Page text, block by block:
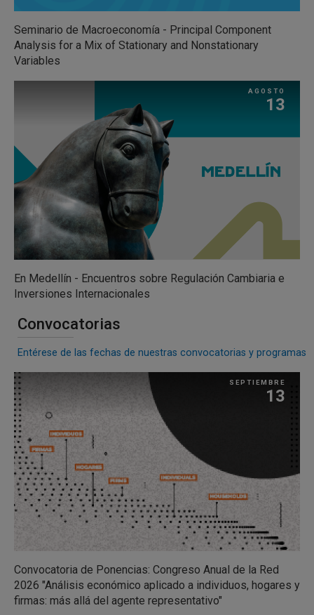
Seminario de Macroeconomía - Principal Component
Analysis for a Mix of Stationary and Nonstationary
Variables
AGOSTO
13
En Medellín - Encuentros sobre Regulación Cambiaria e
Inversiones Internacionales
Convocatorias
Entérese de las fechas de nuestras convocatorias y programas
SEPTIEMBRE
13
Convocatoria de Ponencias: Congreso Anual de la Red
2026 "Análisis económico aplicado a individuos, hogares y
firmas: más allá del agente representativo"